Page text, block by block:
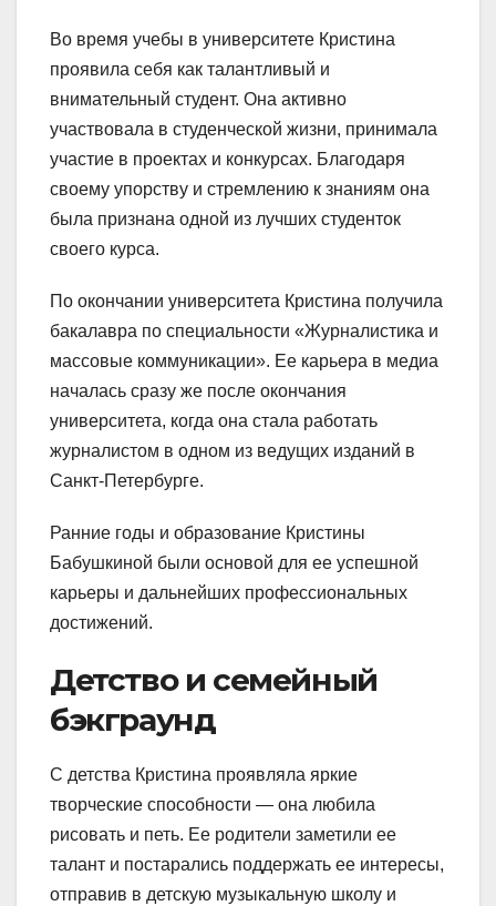
Во время учебы в университете Кристина
проявила себя как талантливый и
внимательный студент. Она активно
участвовала в студенческой жизни, принимала
участие в проектах и конкурсах. Благодаря
своему упорству и стремлению к знаниям она
была признана одной из лучших студенток
своего курса.
По окончании университета Кристина получила
бакалавра по специальности «Журналистика и
массовые коммуникации». Ее карьера в медиа
началась сразу же после окончания
университета, когда она стала работать
журналистом в одном из ведущих изданий в
Санкт-Петербурге.
Ранние годы и образование Кристины
Бабушкиной были основой для ее успешной
карьеры и дальнейших профессиональных
достижений.
Детство и семейный
бэкграунд
С детства Кристина проявляла яркие
творческие способности — она любила
рисовать и петь. Ее родители заметили ее
талант и постарались поддержать ее интересы,
отправив в детскую музыкальную школу и